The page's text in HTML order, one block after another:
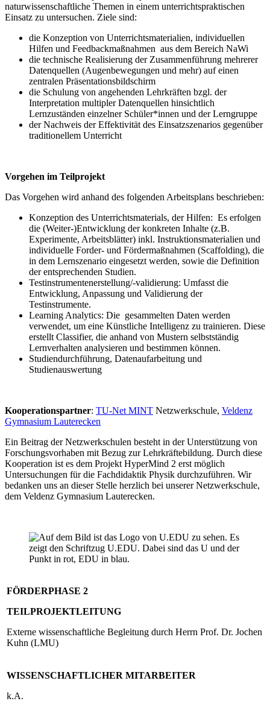
naturwissenschaftliche Themen in einem unterrichtspraktischen
Einsatz zu untersuchen. Ziele sind:
die Konzeption von Unterrichtsmaterialien, individuellen
Hilfen und Feedbackmaßnahmen aus dem Bereich NaWi
die technische Realisierung der Zusammenführung mehrerer
Datenquellen (Augenbewegungen und mehr) auf einen
zentralen Präsentationsbildschirm
die Schulung von angehenden Lehrkräften bzgl. der
Interpretation multipler Datenquellen hinsichtlich
Lernzuständen einzelner Schüler*innen und der Lerngruppe
der Nachweis der Effektivität des Einsatzszenarios gegenüber
traditionellem Unterricht
Vorgehen im Teilprojekt
Das Vorgehen wird anhand des folgenden Arbeitsplans beschrieben:
Konzeption des Unterrichtsmaterials, der Hilfen: Es erfolgen
die (Weiter-)Entwicklung der konkreten Inhalte (z.B.
Experimente, Arbeitsblätter) inkl. Instruktionsmaterialien und
individuelle Forder- und Fördermaßnahmen (Scaffolding), die
in dem Lernszenario eingesetzt werden, sowie die Definition
der entsprechenden Studien.
Testinstrumentenerstellung/-validierung: Umfasst die
Entwicklung, Anpassung und Validierung der
Testinstrumente.
Learning Analytics: Die gesammelten Daten werden
verwendet, um eine Künstliche Intelligenz zu trainieren. Diese
erstellt Classifier, die anhand von Mustern selbstständig
Lernverhalten analysieren und bestimmen können.
Studiendurchführung, Datenaufarbeitung und
Studienauswertung
Kooperationspartner: TU-Net MINT Netzwerkschule, Veldenz
Gymnasium Lauterecken
Ein Beitrag der Netzwerkschulen besteht in der Unterstützung von
Forschungsvorhaben mit Bezug zur Lehrkräftebildung. Durch diese
Kooperation ist es dem Projekt HyperMind 2 erst möglich
Untersuchungen für die Fachdidaktik Physik durchzuführen. Wir
bedanken uns an dieser Stelle herzlich bei unserer Netzwerkschule,
dem Veldenz Gymnasium Lauterecken.
FÖRDERPHASE 2
TEILPROJEKTLEITUNG
Externe wissenschaftliche Begleitung durch Herrn Prof. Dr. Jochen
Kuhn (LMU)
WISSENSCHAFTLICHER MITARBEITER
k.A.